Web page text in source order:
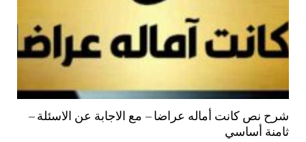
شرح نص كانت أماله عراضا – مع الاجابة عن الاسئلة –
ثامنة أساسي